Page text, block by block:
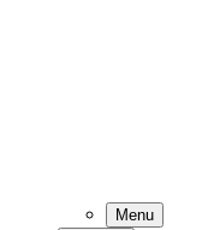
Menu